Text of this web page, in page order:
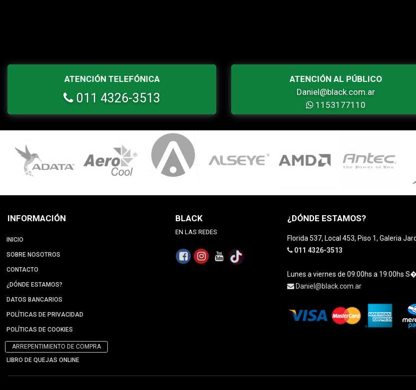
ATENCIÓN TELEFÓNICA
011 4326-3513
ATENCIÓN AL PÚBLICO
Daniel@black.com.ar
1153177110
INFORMACIÓN
INICIO
SOBRE NOSOTROS
CONTACTO
¿DÓNDE ESTAMOS?
DATOS BANCARIOS
POLÍTICAS DE PRIVACIDAD
POLÍTICAS DE COOKIES
ARREPENTIMIENTO DE COMPRA
LIBRO DE QUEJAS ONLINE
BLACK
EN LAS REDES
¿DÓNDE ESTAMOS?
Florida 537, Local 453, Piso 1, Galeria
011 4326-3513
Lunes a viernes de 09:00hs a 19:00hs
Daniel@black.com.ar